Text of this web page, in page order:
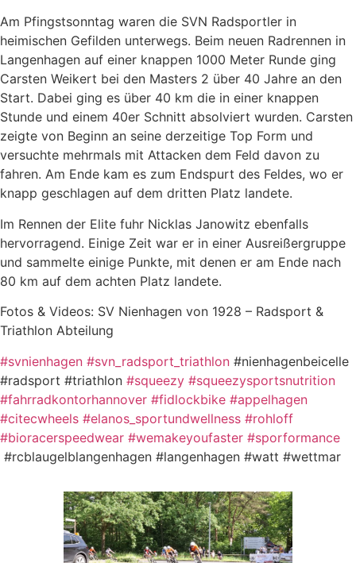
Am Pfingstsonntag waren die SVN Radsportler in
heimischen Gefilden unterwegs. Beim neuen Radrennen in
Langenhagen auf einer knappen 1000 Meter Runde ging
Carsten Weikert bei den Masters 2 über 40 Jahre an den
Start. Dabei ging es über 40 km die in einer knappen
Stunde und einem 40er Schnitt absolviert wurden. Carsten
zeigte von Beginn an seine derzeitige Top Form und
versuchte mehrmals mit Attacken dem Feld davon zu
fahren. Am Ende kam es zum Endspurt des Feldes, wo er
knapp geschlagen auf dem dritten Platz landete.
Im Rennen der Elite fuhr Nicklas Janowitz ebenfalls
hervorragend. Einige Zeit war er in einer Ausreißergruppe
und sammelte einige Punkte, mit denen er am Ende nach
80 km auf dem achten Platz landete.
Fotos & Videos: SV Nienhagen von 1928 – Radsport &
Triathlon Abteilung
#svnienhagen #svn_radsport_triathlon #nienhagenbeicelle
#radsport #triathlon #squeezy #squeezysportsnutrition
#fahrradkontorhannover #fidlockbike #appelhagen
#citecwheels #elanos_sportundwellness #rohloff
#bioracerspeedwear #wemakeyoufaster #sporformance
#rcblaugelblangenhagen #langenhagen #watt #wettmar